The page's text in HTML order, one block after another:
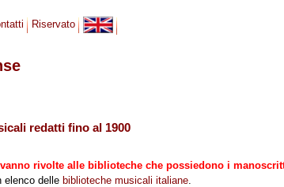
Riservato
redatti fino al 1900
vanno rivolte alle biblioteche che possiedono i
elenco delle biblioteche musicali italiane.